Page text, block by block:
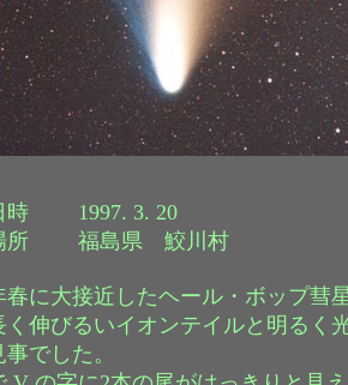
時 1997. 3. 20
所 福島県 鮫川村
春に大接近したヘール・ボップ彗
く伸びるいイオンテイルと明るく
でした。